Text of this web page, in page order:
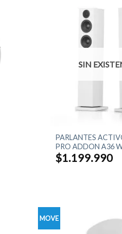
SIN
PARLANTES
PRO ADDON A36
$1.199.990
MOVE